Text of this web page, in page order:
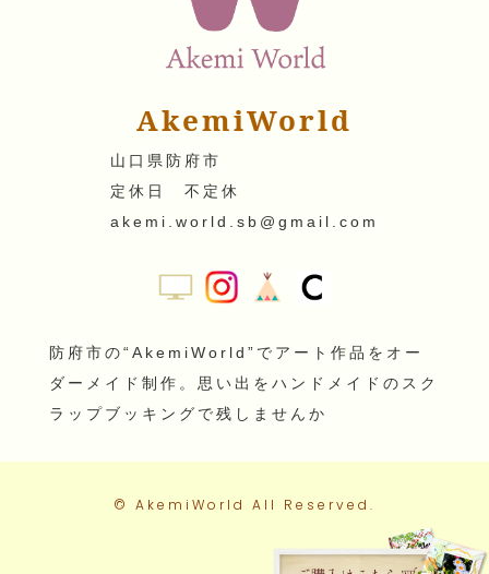
AkemiWorld
山口県防府市
定休日 不定休
akemi.world.sb@gmail.com
防府市の“AkemiWorld”でアート作品をオー
ダーメイド制作。思い出をハンドメイドのスク
ラップブッキングで残しませんか
© AkemiWorld All Reserved.